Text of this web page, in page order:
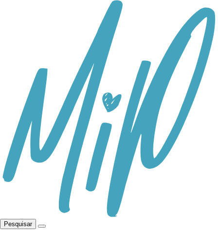
Pesquisar